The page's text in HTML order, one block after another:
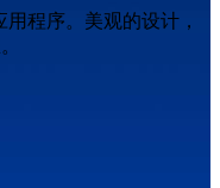
程序。美观的设计，